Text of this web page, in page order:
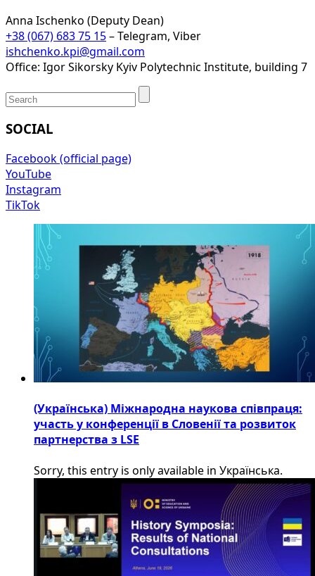
Anna Ischenko (Deputy Dean)
+38 (067) 683 75 15– Telegram, Viber
ishchenko.kpi@gmail.com
Office: Igor Sikorsky Kyiv Polytechnic Institute, building 7
SOCIAL
Facebook (official page)
YouTube
Instagram
TikTok
(Українська) Міжнародна наукова співпраця:
участь у конференції в Словенії та розвиток
партнерства з LSE
Sorry, this entry is only available in Українська.